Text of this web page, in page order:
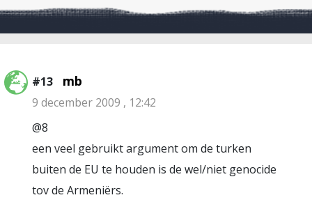
#13 mb
9 december 2009 , 12:42
@8
een veel gebruikt argument om de turken
buiten de EU te houden is de wel/niet genocide
tov de Armeniërs.